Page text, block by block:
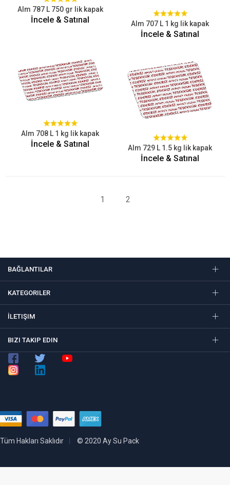
Alm 787 L 750 gr lik kapak
İncele & Satınal Alm 707 L 1 kg lik kapak
İncele & Satınal
Alm 708 L 1 kg lik kapak
İncele & Satınal Alm 729 L 1.5 kg lik kapak
İncele & Satınal
1 2
BAĞLANTILAR
KATEGORILER
İLETIŞIM
BIZI TAKIP EDIN
Tüm Hakları Saklıdır © 2020 Ay Su Pack